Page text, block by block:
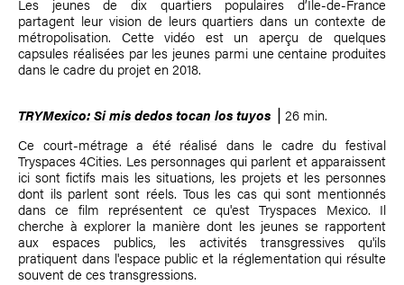
Les jeunes de dix quartiers populaires d’Île-de-France
partagent leur vision de leurs quartiers dans un contexte de
métropolisation. Cette vidéo est un aperçu de quelques
capsules réalisées par les jeunes parmi une centaine produites
dans le cadre du projet en 2018.
TRYMexico: Si mis dedos tocan los tuyos ⎟ 26 min.
Ce court-métrage a été réalisé dans le cadre du festival
Tryspaces 4Cities. Les personnages qui parlent et apparaissent
ici sont fictifs mais les situations, les projets et les personnes
dont ils parlent sont réels. Tous les cas qui sont mentionnés
dans ce film représentent ce qu'est Tryspaces Mexico. Il
cherche à explorer la manière dont les jeunes se rapportent
aux espaces publics, les activités transgressives qu'ils
pratiquent dans l'espace public et la réglementation qui résulte
souvent de ces transgressions.